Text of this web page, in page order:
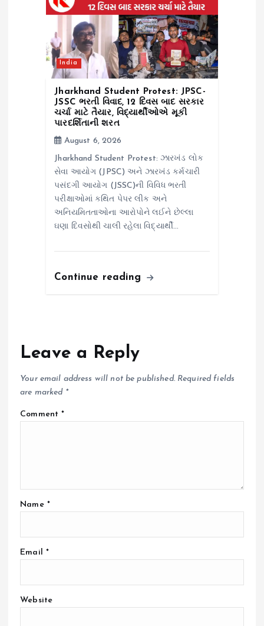
India
Jharkhand Student Protest: JPSC-
JSSC ભરતી વિવાદ, 12 દિવસ બાદ સરકાર
ચર્ચા માટે તૈયાર, વિદ્યાર્થીઓએ મૂકી
પારદર્શિતાની શરત
August 6, 2026
Jharkhand Student Protest: ઝારખંડ લોક
સેવા આયોગ (JPSC) અને ઝારખંડ કર્મચારી
પસંદગી આયોગ (JSSC)ની વિવિધ ભરતી
પરીક્ષાઓમાં કથિત પેપર લીક અને
અનિયમિતતાઓના આરોપોને લઈને છેલ્લા
ઘણા દિવસોથી ચાલી રહેલા વિદ્યાર્થી…
Continue reading
Leave a Reply
Your email address will not be published. Required fields
are marked *
Comment*
Name *
Email *
Website